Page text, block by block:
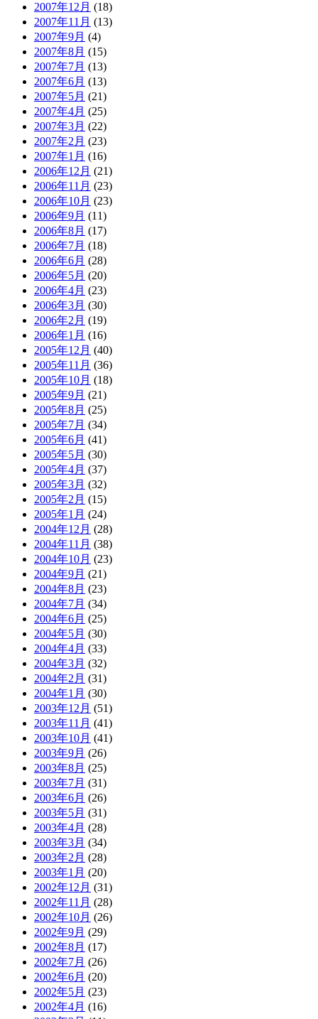
2007年12月 (18)
2007年11月 (13)
2007年9月 (4)
2007年8月 (15)
2007年7月 (13)
2007年6月 (13)
2007年5月 (21)
2007年4月 (25)
2007年3月 (22)
2007年2月 (23)
2007年1月 (16)
2006年12月 (21)
2006年11月 (23)
2006年10月 (23)
2006年9月 (11)
2006年8月 (17)
2006年7月 (18)
2006年6月 (28)
2006年5月 (20)
2006年4月 (23)
2006年3月 (30)
2006年2月 (19)
2006年1月 (16)
2005年12月 (40)
2005年11月 (36)
2005年10月 (18)
2005年9月 (21)
2005年8月 (25)
2005年7月 (34)
2005年6月 (41)
2005年5月 (30)
2005年4月 (37)
2005年3月 (32)
2005年2月 (15)
2005年1月 (24)
2004年12月 (28)
2004年11月 (38)
2004年10月 (23)
2004年9月 (21)
2004年8月 (23)
2004年7月 (34)
2004年6月 (25)
2004年5月 (30)
2004年4月 (33)
2004年3月 (32)
2004年2月 (31)
2004年1月 (30)
2003年12月 (51)
2003年11月 (41)
2003年10月 (41)
2003年9月 (26)
2003年8月 (25)
2003年7月 (31)
2003年6月 (26)
2003年5月 (31)
2003年4月 (28)
2003年3月 (34)
2003年2月 (28)
2003年1月 (20)
2002年12月 (31)
2002年11月 (28)
2002年10月 (26)
2002年9月 (29)
2002年8月 (17)
2002年7月 (26)
2002年6月 (20)
2002年5月 (23)
2002年4月 (16)